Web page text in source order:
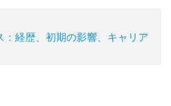
：経歴、初期の影響、キャリア